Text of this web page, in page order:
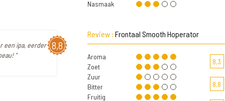
Nasmaak
8,8
een ipa, eerder
"
Review : Frontaal Smooth Hoperator
Aroma
Zoet
Zuur
Bitter
Fruitig
8,3
8,8